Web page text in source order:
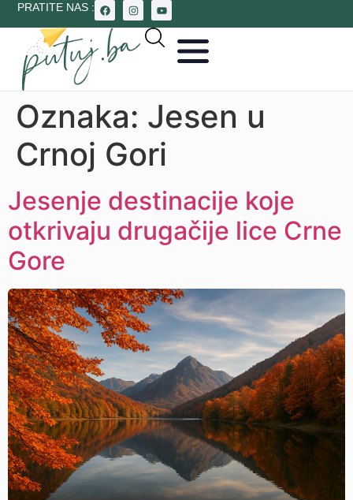
PRATITE NAS :
Oznaka: Jesen u
Crnoj Gori
Jesenje destinacije koje
otkrivaju drugačije lice Crne
Gore